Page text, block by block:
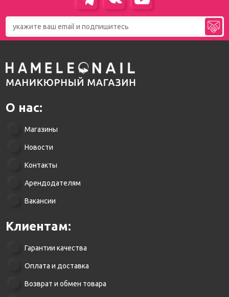
О нас:
Магазины
Новости
Контакты
Арендодателям
Вакансии
Клиентам:
Гарантии качества
Оплата и доставка
Возврат и обмен товара